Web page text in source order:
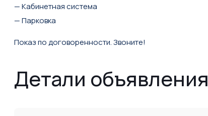
— Кабинетная система
— Парковка
Показ по договоренности. Звоните!
Детали объявления